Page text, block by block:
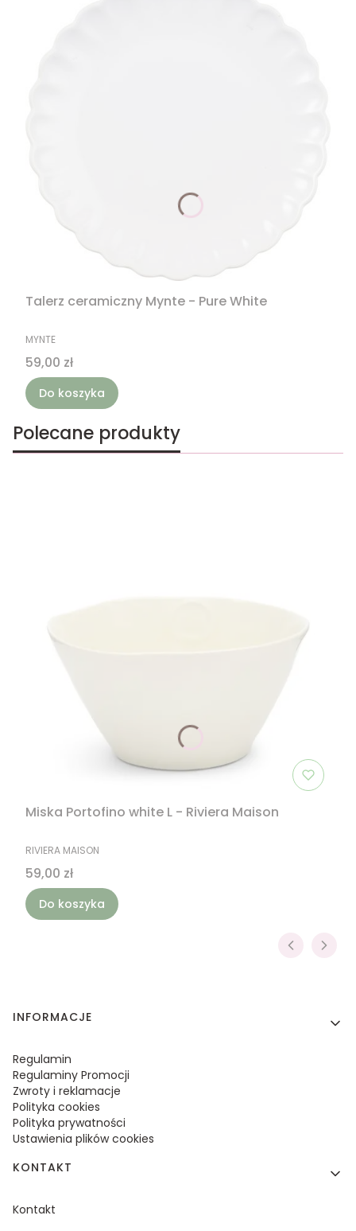
Talerz ceramiczny Mynte - Pure White
PRODUCENT
MYNTE
Cena
59,00 zł
Do koszyka
Polecane produkty
Miska Portofino white L - Riviera Maison
PRODUCENT
RIVIERA MAISON
Cena
59,00 zł
Do koszyka
Linki w stopce
INFORMACJE
Regulamin
Regulaminy Promocji
Zwroty i reklamacje
Polityka cookies
Polityka prywatności
Ustawienia plików cookies
KONTAKT
Kontakt